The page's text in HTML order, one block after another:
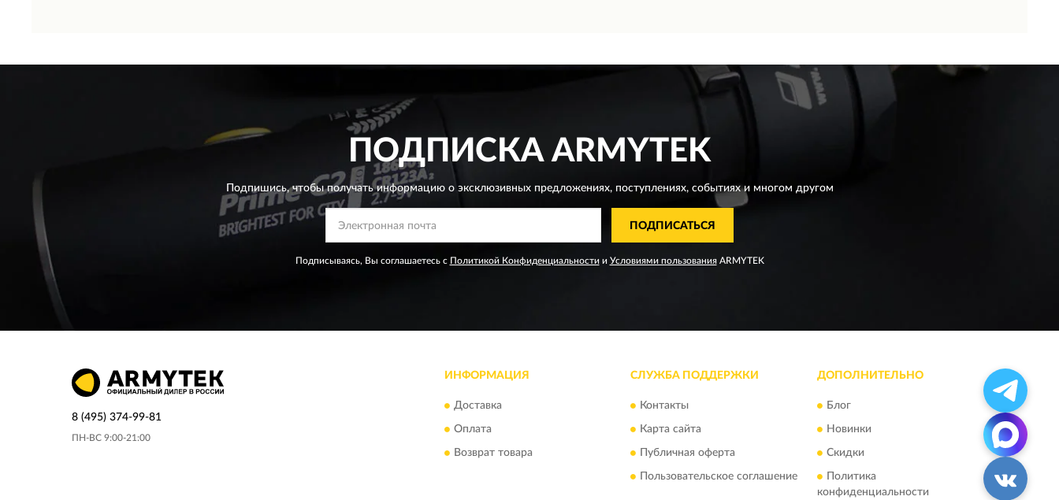
ПОДПИСКАARMYTEK
Подпишись, чтобы получать информацию о эксклюзивных предложениях,поступлениях, событиях и многом другом
ПОДПИСАТЬСЯ
Подписываясь, Вы соглашаетесь с Политикой Конфиденциальности и Условиями пользованияARMYTEK
8 (495) 374-99-81
ПН-ВС 9:00-21:00
ИНФОРМАЦИЯ
Доставка
Оплата
Возврат товара
СЛУЖБА ПОДДЕРЖКИ
Контакты
Карта сайта
Публичная оферта
Пользовательское соглашение
ДОПОЛНИТЕЛЬНО
Блог
Новинки
Скидки
Политика
конфиденциальности